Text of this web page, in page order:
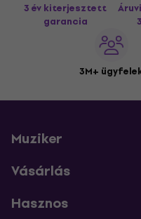
3 év kiterjesztett
garancia
3M+
Muziker
Vásárlás
Hasznos